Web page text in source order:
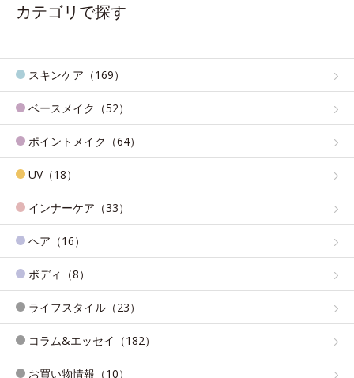
カテゴリで探す
スキンケア（169）
ベースメイク（52）
ポイントメイク（64）
UV（18）
インナーケア（33）
ヘア（16）
ボディ（8）
ライフスタイル（23）
コラム&エッセイ（182）
お買い物情報（10）